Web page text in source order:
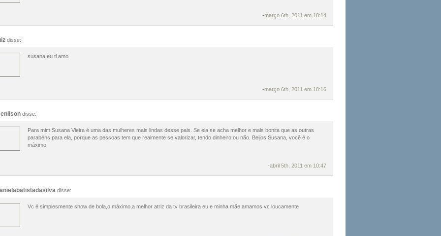
-março 6th, 2011 em 18:14
disse:
susana eu ti amo
-março 6th, 2011 em 18:16
disse:
Para mim Susana Vieira é uma das mulheres mais lindas desse pais. Se ela se acha melhor e mais bonita que as outras
parabéns para ela, porque as pessoas tem que realmente se valorizar, tendo dinheiro ou não. Beijos Susana, você é o
máximo.
-abril 5th, 2011 em 10:47
disse:
Vc é simplesmente show de bola,o máximo,a melhor atriz da tv brasileira eu e minha mãe amamos vc loucamente